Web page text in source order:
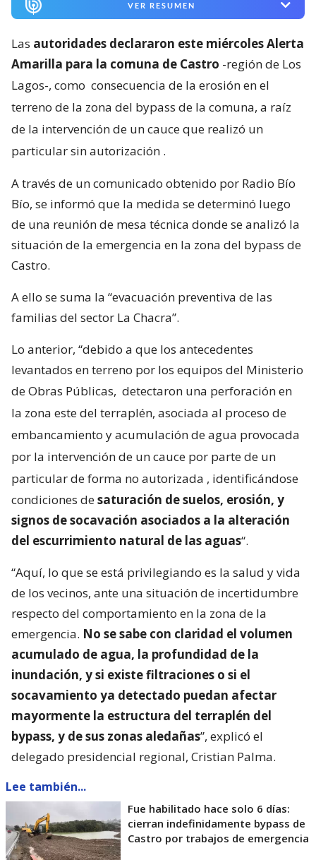
VER RESUMEN
Las autoridades declararon este miércoles Alerta
Amarilla para la comuna de Castro -región de Los
Lagos-, como consecuencia de la erosión en el
terreno de la zona del bypass de la comuna, a raíz
de la intervención de un cauce que realizó un
particular sin autorización .
A través de un comunicado obtenido por Radio Bío
Bío, se informó que la medida se determinó luego
de una reunión de mesa técnica donde se analizó la
situación de la emergencia en la zona del bypass de
Castro.
A ello se suma la “evacuación preventiva de las
familias del sector La Chacra”.
Lo anterior, “debido a que los antecedentes
levantados en terreno por los equipos del Ministerio
de Obras Públicas, detectaron una perforación en
la zona este del terraplén, asociada al proceso de
embancamiento y acumulación de agua provocada
por la intervención de un cauce por parte de un
particular de forma no autorizada , identificándose
condiciones desaturación de suelos, erosión, y
signos de socavación asociados a la alteración
del escurrimiento natural de las aguas“.
“Aquí, lo que se está privilegiando es la salud y vida
de los vecinos, ante una situación de incertidumbre
respecto del comportamiento en la zona de la
emergencia. No se sabe con claridad el volumen
acumulado de agua, la profundidad de la
inundación, y si existe filtraciones o si el
socavamiento ya detectado puedan afectar
mayormente la estructura del terraplén del
bypass, y de sus zonas aledañas”, explicó el
delegado presidencial regional, Cristian Palma.
Lee también...
Fue habilitado hace solo 6 días:
cierran indefinidamente bypass de
Castro por trabajos de emergencia